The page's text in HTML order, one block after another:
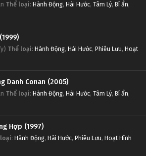
Thể loại: Hành Động, Hài Hước, Tâm Lý, Bí ẩn,
Thể loại: Hành Động, Hài Hước, Phiêu Lưu, Hoạt
Danh Conan (2005)
Thể loại: Hành Động, Hài Hước, Tâm Lý, Bí ẩn,
Hợp (1997)
: Hành Động, Hài Hước, Phiêu Lưu, Hoạt Hình